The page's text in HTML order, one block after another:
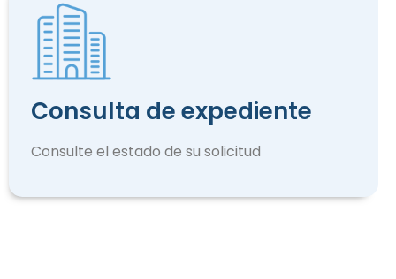
Consulta de expediente
Consulte el estado de su solicitud